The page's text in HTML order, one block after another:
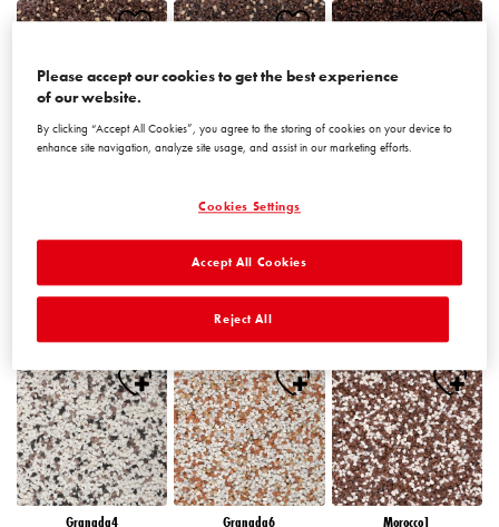
Granada1 Granada2 Granada3
Granada4 Granada6 Morocco1
Please accept our cookies to get the best experience
of our website.
By clicking “Accept All Cookies”, you agree to the storing of cookies on your device to
enhance site navigation, analyze site usage, and assist in our marketing efforts.
Cookies Settings
Reject All
Accept All Cookies